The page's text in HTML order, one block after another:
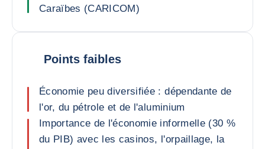
Caraïbes (CARICOM)
Points faibles
Économie peu diversifiée : dépendante de
l'or, du pétrole et de l'aluminium
Importance de l'économie informelle (30 %
du PIB) avec les casinos, l'orpaillage, la